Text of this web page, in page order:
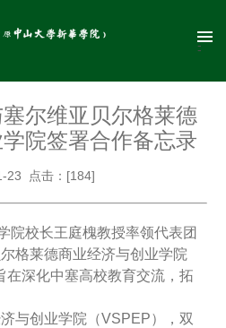
尔维亚贝尔格莱德
院签署合作备忘录
23 点击：[184]
院校长王庭槐教授率领代表团
格莱德商业经济与创业学院
在深化中塞高校教育交流，拓
与创业学院（VSPEP），双